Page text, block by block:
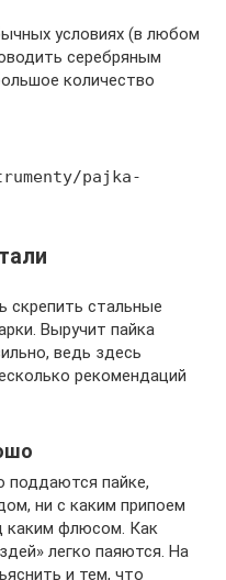
условиях (в любом
серебряным
количество
pajka-
скрепить стальные
Выручит пайка
ведь здесь
рекомендаций
поддаются пайке,
ни с каким припоем
каким флюсом. Как
легко паяются. На
и тем, что